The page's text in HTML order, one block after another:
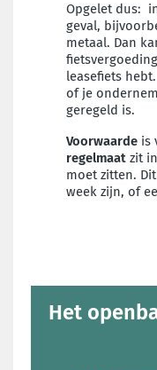
Opgelet dus:
geval,
metaal. Dan
leasefiets
of je
geregeld is.
Voorwaarde is
regelmaat zit
moet zitten.
week zijn, of
Het